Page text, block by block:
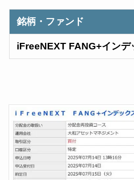
銘柄・ファンド
iFreeNEXT FANG+インデ